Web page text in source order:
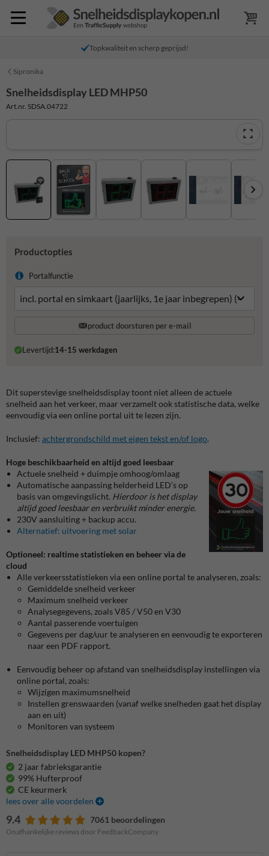
Topkwaliteit en scherp geprijsd!
Sipronika
Snelheidsdisplay LED MHP50
Art.nr. SDSA.04722
Productopties
Portalfunctie
product doorsturen per e-mail
Levertijd:14-15 werkdagen
Dit superstevige snelheidsdisplay toont niet alleen de actuele
snelheid aan het verkeer, maar verzamelt ook statistische data, welke
eenvoudig via een online portal uit te lezen zijn.
Inclusief: achtergrondschild met eigen tekst en/of logo.
Hoge beschikbaarheid en altijd goed leesbaar
Actuele snelheid + duimpje omhoog/omlaag
Automatische aanpassing helderheid LED’s op
basis van omgevingslicht. Hierdoor is het display
altijd goed leesbaar en verbruikt minder energie.
230V aansluiting + backup accu.
Alternatief: uitvoering met solar
Optioneel: realtime statistieken en beheer via de
cloud
Alle verkeersstatistieken via een online portal te analyseren, zoals:
Gemiddelde snelheid verkeer
Maximum snelheid verkeer
Analysegegevens, zoals V85 / V50 en V30
Aantal passerende voertuigen
Gegevens per dag/uur te analyseren en eenvoudig te exporteren
naar een PDF rapport.
Eenvoudig beheer op afstand van snelheidsdisplay instellingen via
online portal, zoals:
Wijzigen maximumsnelheid
Instellen grenswaarden (vanaf welke snelheden gaat het display
aan en uit)
Monitoren van systeem
Snelheidsdisplay LED MHP50 kopen?
2 jaar fabrieksgarantie
99% Hufterproof
CE keurmerk
lees over alle voordelen
9.4 7061 beoordelingen
Onafhankelijke reviews door FeedbackCompany